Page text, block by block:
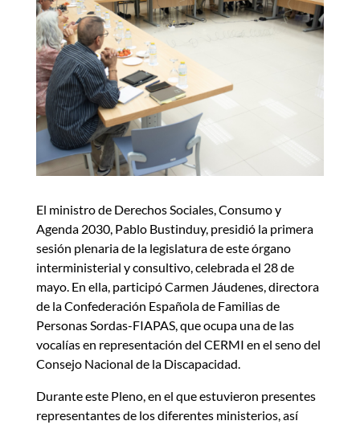
El ministro de Derechos Sociales, Consumo y
Agenda 2030, Pablo Bustinduy, presidió la primera
sesión plenaria de la legislatura de este órgano
interministerial y consultivo, celebrada el 28 de
mayo. En ella, participó Carmen Jáudenes, directora
de la Confederación Española de Familias de
Personas Sordas-FIAPAS, que ocupa una de las
vocalías en representación del CERMI en el seno del
Consejo Nacional de la Discapacidad.
Durante este Pleno, en el que estuvieron presentes
representantes de los diferentes ministerios, así